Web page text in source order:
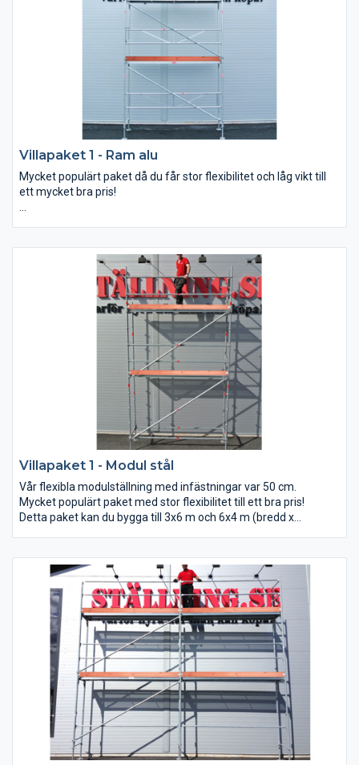
Villapaket 1 - Ram alu
Mycket populärt paket då du får stor flexibilitet och låg vikt till
ett mycket bra pris!
Villapaket 1 - Modul stål
Vår flexibla modulställning med infästningar var 50 cm.
Mycket populärt paket med stor flexibilitet till ett bra pris!
Detta paket kan du bygga till 3x6 m och 6x4 m (bredd x